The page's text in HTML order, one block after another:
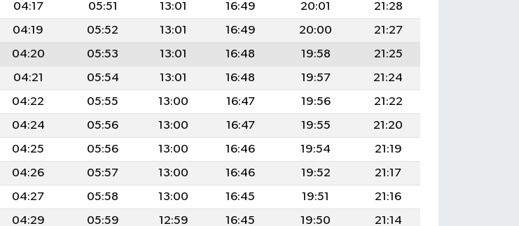
04:17 05:51 13:01 16:49 20:01
21:28
04:19 05:52 13:01 16:49 20:00
21:27
04:20 05:53 13:01 16:48 19:58
21:25
04:21 05:54 13:01 16:48 19:57
21:24
04:22 05:55 13:00 16:47 19:56
21:22
04:24 05:56 13:00 16:47 19:55
21:20
04:25 05:56 13:00 16:46 19:54
21:19
04:26 05:57 13:00 16:46 19:52
21:17
04:27 05:58 13:00 16:45 19:51
21:16
04:29 05:59 12:59 16:45 19:50
21:14